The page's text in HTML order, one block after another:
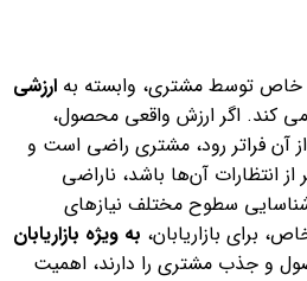
توسط مشتری، وابسته به ارزشی
کند. اگر ارزش واقعی محصول،
از آن فراتر رود، مشتری راضی است و
انتظارات آن‌ها باشد، ناراضی
سطوح مختلف نیازهای
برای بازاریابان، به ویژه بازاریابان
و جذب مشتری را دارند، اهمیت